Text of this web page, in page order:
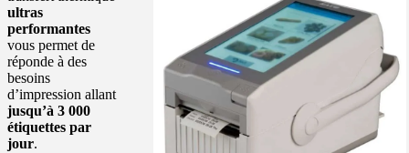
ultras
performantes
vous permet de
réponde à des
besoins
d’impression allant
jusqu’à 3 000
étiquettes par
jour.